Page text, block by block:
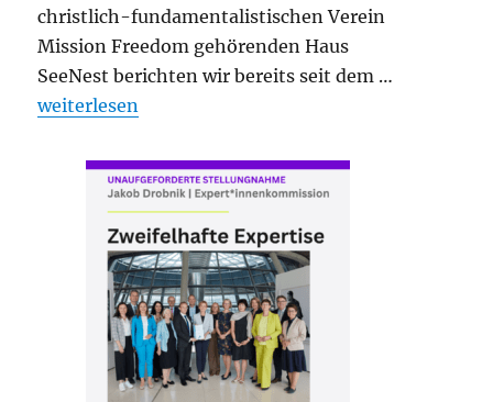
christlich-fundamentalistischen Verein
Mission Freedom gehörenden Haus
SeeNest berichten wir bereits seit dem …
„Chronologie zu Misshandlungsvorwürfen gegen
weiterlesen